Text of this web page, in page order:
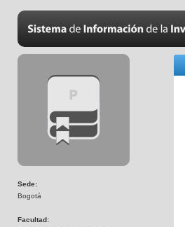
Sede:
Bogotá
Facultad: